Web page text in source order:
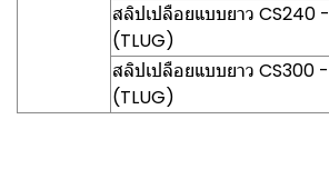
สลิปเปลือยแบบยาว CS240 -
(TLUG)
สลิปเปลือยแบบยาว CS300 -
(TLUG)